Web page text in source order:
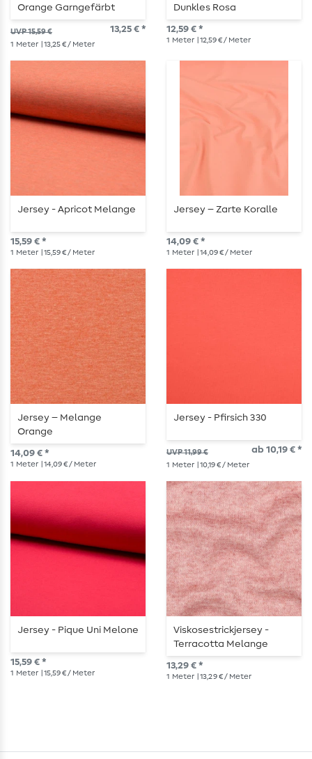
Orange Garngefärbt
UVP 15,59 € 13,25 € *
1 Meter | 13,25 € / Meter
Dunkles Rosa
12,59 € *
1 Meter | 12,59 € / Meter
Jersey - Apricot Melange
15,59 € *
1 Meter | 15,59 € / Meter
Jersey – Zarte Koralle
14,09 € *
1 Meter | 14,09 € / Meter
Jersey – Melange
Orange
14,09 € *
1 Meter | 14,09 € / Meter
Jersey - Pfirsich 330
UVP 11,99 € ab 10,19 € *
1 Meter | 10,19 € / Meter
Jersey - Pique Uni Melone
15,59 € *
1 Meter | 15,59 € / Meter
Viskosestrickjersey -
Terracotta Melange
13,29 € *
1 Meter | 13,29 € / Meter